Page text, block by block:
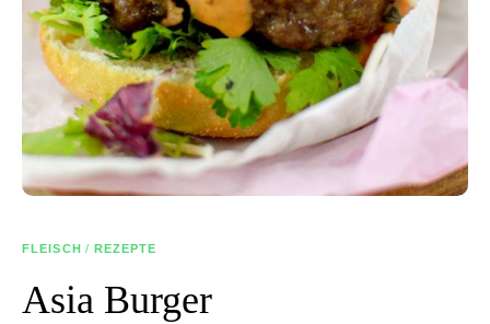
FLEISCH / REZEPTE
Asia Burger